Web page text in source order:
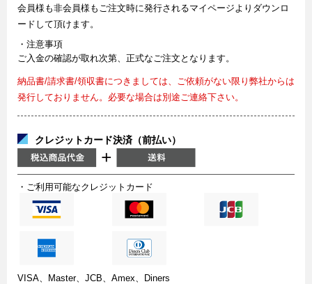
会員様も非会員様もご注文時に発行されるマイページよりダウンロ
ードして頂けます。
・注意事項
ご入金の確認が取れ次第、正式なご注文となります。
納品書/請求書/領収書につきましては、ご依頼がない限り弊社からは
発行しておりません。必要な場合は別途ご連絡下さい。
クレジットカード決済（前払い）
・ご利用可能なクレジットカード
VISA、Master、JCB、Amex、Diners